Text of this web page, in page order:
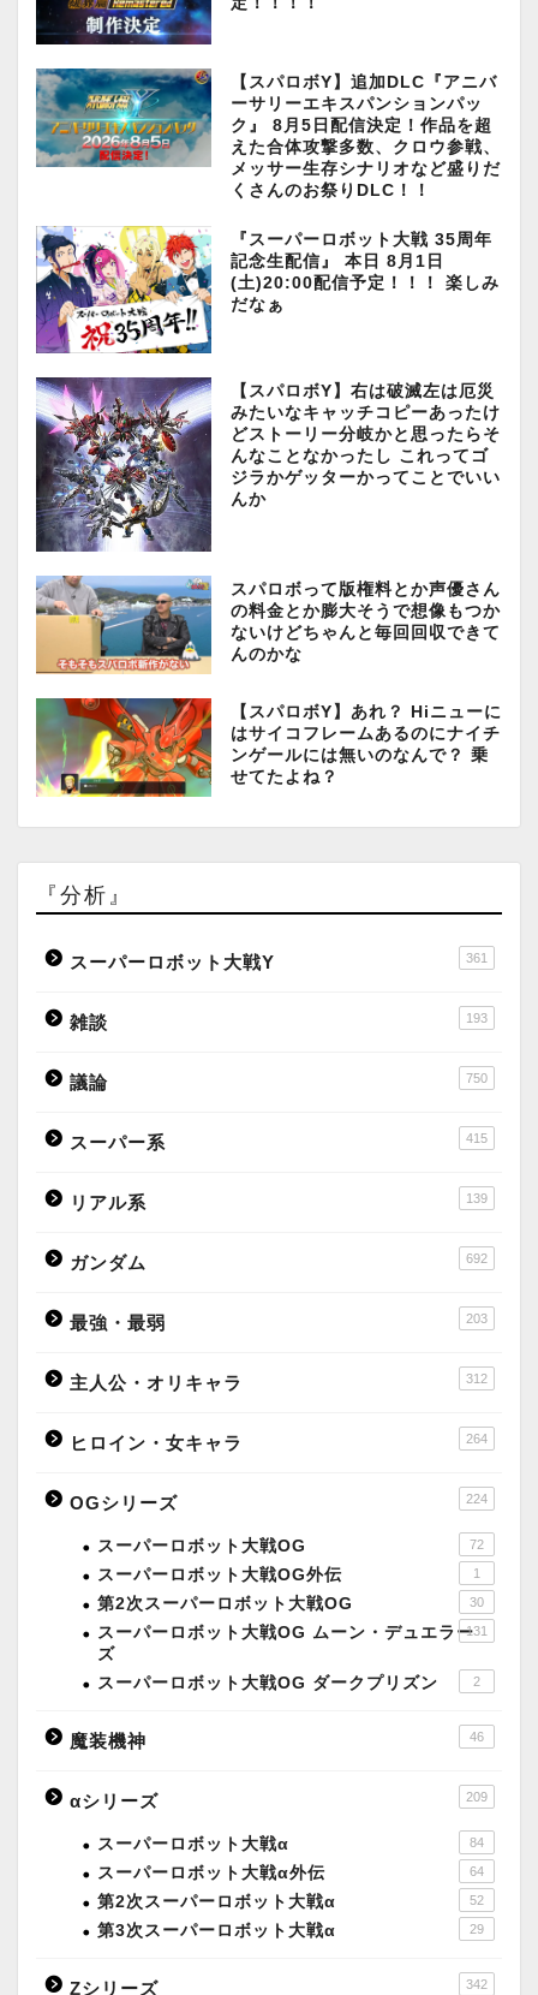
【スパロボY】追加DLC『アニバ
ーサリーエキスパンションパッ
ク』 8月5日配信決定！作品を超
えた合体攻撃多数、クロウ参戦、
メッサー生存シナリオなど盛りだ
くさんのお祭りDLC！！
『スーパーロボット大戦 35周年
記念生配信』 本日 8月1日
(土)20:00配信予定！！！ 楽しみ
だなぁ
【スパロボY】右は破滅左は厄災
みたいなキャッチコピーあったけ
どストーリー分岐かと思ったらそ
んなことなかったし これってゴ
ジラかゲッターかってことでいい
んか
スパロボって版権料とか声優さん
の料金とか膨大そうで想像もつか
ないけどちゃんと毎回回収できて
んのかな
【スパロボY】あれ？ Hiニューに
はサイコフレームあるのにナイチ
ンゲールには無いのなんで？ 乗
せてたよね？
『分析』
スーパーロボット大戦Y 361
雑談 193
議論 750
スーパー系 415
リアル系 139
ガンダム 692
最強・最弱 203
主人公・オリキャラ 312
ヒロイン・女キャラ 264
OGシリーズ 224
スーパーロボット大戦OG 72
スーパーロボット大戦OG外伝 1
第2次スーパーロボット大戦OG 30
スーパーロボット大戦OG ムーン・デュエラー
ズ
131
スーパーロボット大戦OG ダークプリズン 2
魔装機神 46
αシリーズ 209
スーパーロボット大戦α 84
スーパーロボット大戦α外伝 64
第2次スーパーロボット大戦α 52
第3次スーパーロボット大戦α 29
Zシリーズ 342